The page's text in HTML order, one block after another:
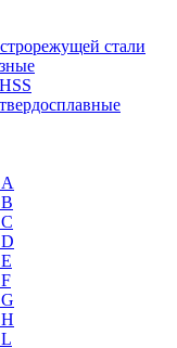
стали